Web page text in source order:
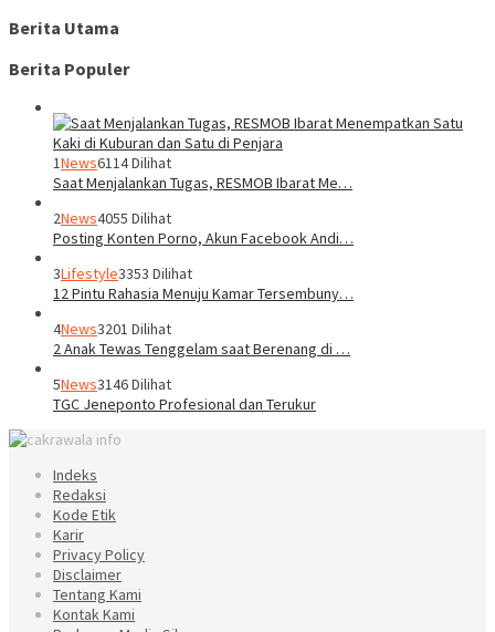
Berita Utama
Berita Populer
1News6114 Dilihat
Saat Menjalankan Tugas, RESMOB Ibarat Me…
2News4055 Dilihat
Posting Konten Porno, Akun Facebook Andi…
3Lifestyle3353 Dilihat
12 Pintu Rahasia Menuju Kamar Tersembuny…
4News3201 Dilihat
2 Anak Tewas Tenggelam saat Berenang di …
5News3146 Dilihat
TGC Jeneponto Profesional dan Terukur
Indeks
Redaksi
Kode Etik
Karir
Privacy Policy
Disclaimer
Tentang Kami
Kontak Kami